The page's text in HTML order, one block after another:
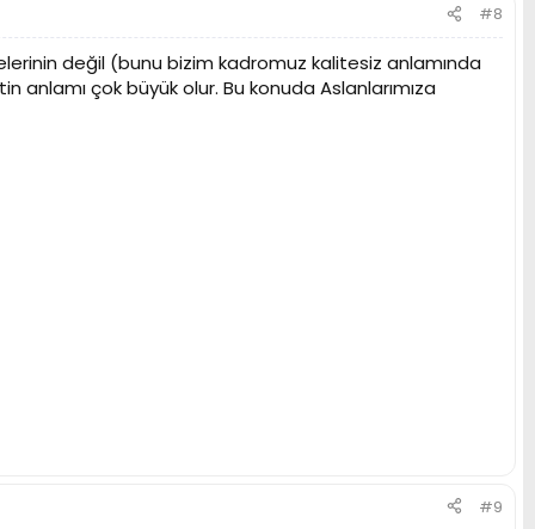
#8
değil (bunu bizim kadromuz kalitesiz anlamında
anlamı çok büyük olur. Bu konuda Aslanlarımıza
#9